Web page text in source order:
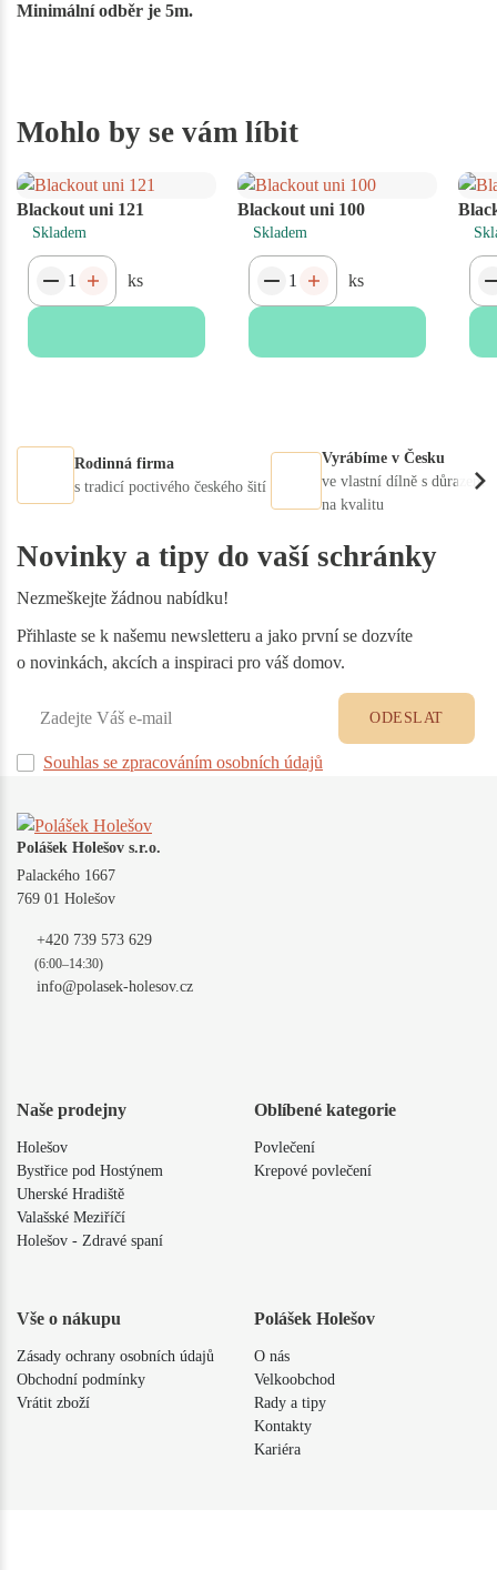
Minimální odběr je 5m.
Mohlo by se vám líbit
Blackout uni 121
Skladem
ks
Blackout uni 100
Skladem
ks
Rodinná firma
s tradicí poctivého českého šití
Vyrábíme v Česku
ve vlastní dílně s důrazem
na kvalitu
Novinky a tipy do vaší schránky
Nezmeškejte žádnou nabídku!
Přihlaste se k našemu newsletteru a jako první se dozvíte
o novinkách, akcích a inspiraci pro váš domov.
Souhlas se zpracováním osobních údajů
ODESLAT
Polášek Holešov s.r.o.
Palackého 1667
769 01 Holešov
+420 739 573 629
(6:00–14:30)
info@polasek-holesov.cz
Naše prodejny
Holešov
Bystřice pod Hostýnem
Uherské Hradiště
Valašské Meziříčí
Holešov - Zdravé spaní
Oblíbené kategorie
Povlečení
Krepové povlečení
Vše o nákupu
Zásady ochrany osobních údajů
Obchodní podmínky
Vrátit zboží
Polášek Holešov
O nás
Velkoobchod
Rady a tipy
Kontakty
Kariéra